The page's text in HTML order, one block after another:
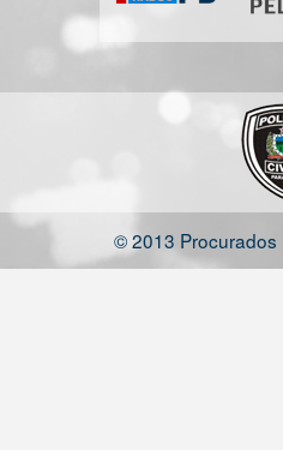
© 2013 Procurados